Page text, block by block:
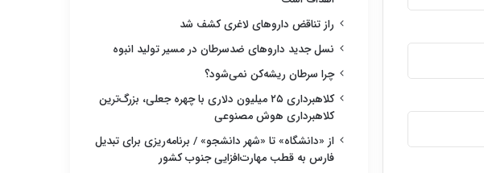
راز تناقض داروهای لاغری کشف شد
نسل جدید داروهای ضدسرطان در مسیر تولید انبوه
چرا سرطان ریشه‌کن نمی‌شود؟
کلاهبرداری ۲۵ میلیون دلاری با چهره جعلی، بزرگ‌ترین
کلاهبرداری هوش مصنوعی
از «دانشگاه» تا «شهر دانشجو» / برنامه‌ریزی برای تبدیل
فارس به قطب مهارت‌افزایی جنوب کشور